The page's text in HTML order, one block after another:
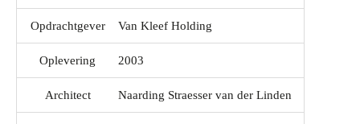
Opdrachtgever Van Kleef Holding
Oplevering 2003
Architect Naarding Straesser van der Linden